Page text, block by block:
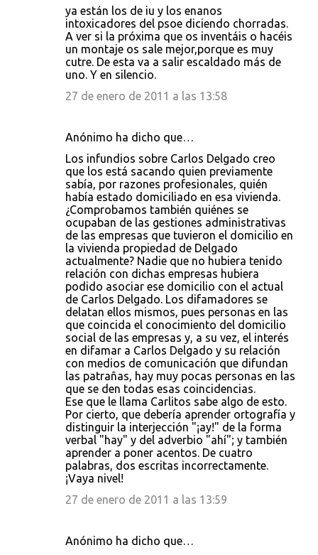
ya están los de iu y los enanos
intoxicadores del psoe diciendo chorradas.
A ver si la próxima que os inventáis o hacéis
un montaje os sale mejor,porque es muy
cutre. De esta va a salir escaldado más de
uno. Y en silencio.
27 de enero de 2011 a las 13:58
Anónimo ha dicho que…
Los infundios sobre Carlos Delgado creo
que los está sacando quien previamente
sabía, por razones profesionales, quién
había estado domiciliado en esa vivienda.
¿Comprobamos también quiénes se
ocupaban de las gestiones administrativas
de las empresas que tuvieron el domicilio en
la vivienda propiedad de Delgado
actualmente? Nadie que no hubiera tenido
relación con dichas empresas hubiera
podido asociar ese domicilio con el actual
de Carlos Delgado. Los difamadores se
delatan ellos mismos, pues personas en las
que coincida el conocimiento del domicilio
social de las empresas y, a su vez, el interés
en difamar a Carlos Delgado y su relación
con medios de comunicación que difundan
las patrañas, hay muy pocas personas en las
que se den todas esas coincidencias.
Ese que le llama Carlitos sabe algo de esto.
Por cierto, que debería aprender ortografía y
distinguir la interjección "¡ay!" de la forma
verbal "hay" y del adverbio "ahí"; y también
aprender a poner acentos. De cuatro
palabras, dos escritas incorrectamente.
¡Vaya nivel!
27 de enero de 2011 a las 13:59
Anónimo ha dicho que…